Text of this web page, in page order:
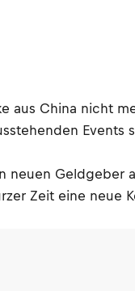
aus China nicht
Events
neuen Geldgeber
Zeit eine neue